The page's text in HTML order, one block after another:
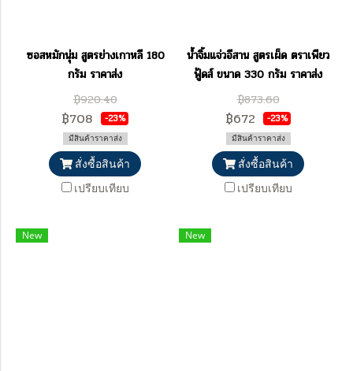
ซอสหมักนุ่ม สูตรย่างเกาหลี 180
กรัม ราคาส่ง
฿920.40
฿708 -23%
มีสินค้าราคาส่ง
สั่งซื้อสินค้า
เปรียบเทียบ
น้ำจิ้มแจ่วอีสาน สูตรเผ็ด ตราเพียว
ฟู้ดส์ ขนาด 330 กรัม ราคาส่ง
฿873.60
฿672 -23%
มีสินค้าราคาส่ง
สั่งซื้อสินค้า
เปรียบเทียบ
New New